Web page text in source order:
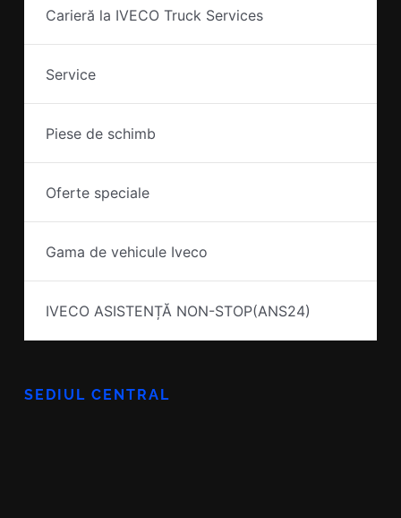
Carieră la IVECO Truck Services
Service
Piese de schimb
Oferte speciale
Gama de vehicule Iveco
IVECO ASISTENȚĂ NON-STOP(ANS24)
SEDIUL CENTRAL